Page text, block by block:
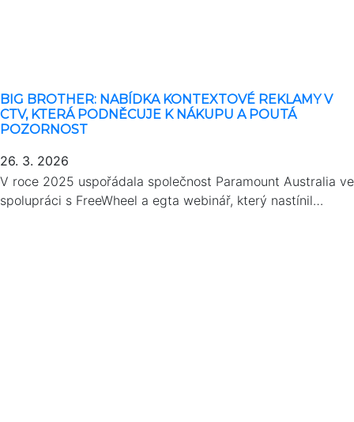
BIG BROTHER: NABÍDKA KONTEXTOVÉ REKLAMY V
CTV, KTERÁ PODNĚCUJE K NÁKUPU A POUTÁ
POZORNOST
26. 3. 2026
V roce 2025 uspořádala společnost Paramount Australia ve
spolupráci s FreeWheel a egta webinář, který nastínil…